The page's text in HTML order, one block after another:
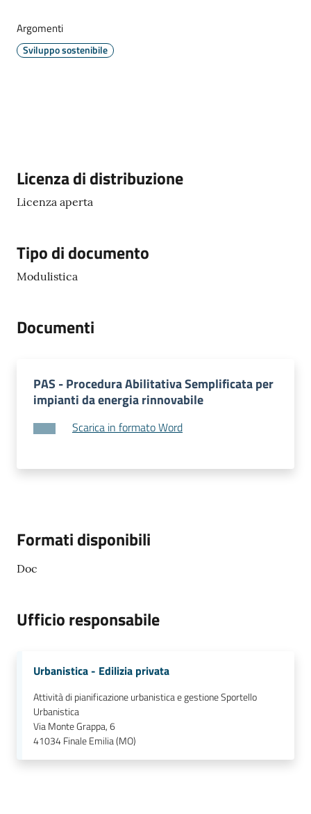
A
l
l
t
e
o
Sportello
telematico
SUE
Tutti
Argomenti
Sviluppo sostenibile
Descrizione
Licenza di distribuzione
Licenza aperta
Tipo di documento
Modulistica
Documenti
PAS - Procedura Abilitativa Semplificata per
impianti da energia rinnovabile
Scarica in formato Word
Formati disponibili
Doc
Ufficio responsabile
Urbanistica - Edilizia privata
Attività di pianificazione urbanistica e gestione Sportello
Urbanistica
Via Monte Grappa, 6
41034Finale Emilia (MO)